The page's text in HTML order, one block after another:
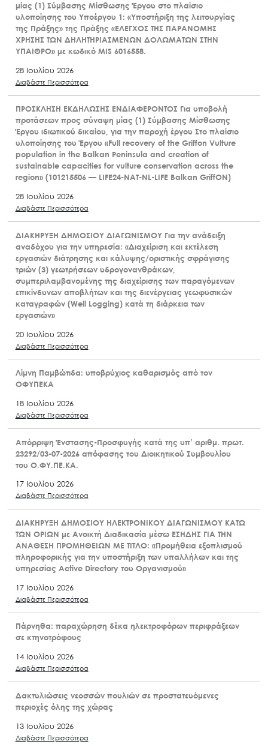
μίας (1) Σύμβασης Μίσθωσης Έργου στο πλαίσιο
υλοποίησης του Υποέργου 1: «Υποστήριξη της λειτουργίας
της Πράξης» της Πράξης «ΕΛΕΓΧΟΣ ΤΗΣ ΠΑΡΑΝΟΜΗΣ
ΧΡΗΣΗΣ ΤΩΝ ΔΗΛΗΤΗΡΙΑΣΜΕΝΩΝ ΔΟΛΩΜΑΤΩΝ ΣΤΗΝ
ΥΠΑΙΘΡΟ» με κωδικό MIS 6016558.
28 Ιουλίου 2026
Διαβάστε Περισσότερα
ΠΡΟΣΚΛΗΣΗ ΕΚΔΗΛΩΣΗΣ ΕΝΔΙΑΦΕΡΟΝΤΟΣ Για υποβολή
προτάσεων προς σύναψη μίας (1) Σύμβασης Μίσθωσης
Έργου ιδιωτικού δικαίου, για την παροχή έργου Στο πλαίσιο
υλοποίησης του Έργου «Full recovery of the Griffon Vulture
population in the Balkan Peninsula and creation of
sustainable capacities for vulture conservation across the
region» (101215506 — LIFE24-NAT-NL-LIFE Balkan GriffON)
28 Ιουλίου 2026
Διαβάστε Περισσότερα
ΔΙΑΚΗΡΥΞΗ ΔΗΜΟΣΙΟΥ ΔΙΑΓΩΝΙΣΜΟΥ Για την ανάδειξη
αναδόχου για την υπηρεσία: «Διαχείριση και εκτέλεση
εργασιών διάτρησης και κάλυψης/οριστικής σφράγισης
τριών (3) γεωτρήσεων υδρογονανθράκων,
συμπεριλαμβανομένης της διαχείρισης των παραγόμενων
επικίνδυνων αποβλήτων και της διενέργειας γεωφυσικών
καταγραφών (Well Logging) κατά τη διάρκεια των
εργασιών»
20 Ιουλίου 2026
Διαβάστε Περισσότερα
Λίμνη Παμβώτιδα: υποβρύχιος καθαρισμός από τον
ΟΦΥΠΕΚΑ
18 Ιουλίου 2026
Διαβάστε Περισσότερα
Απόρριψη Ένστασης-Προσφυγής κατά της υπ’ αριθμ. πρωτ.
23292/03-07-2026 απόφασης του Διοικητικού Συμβουλίου
του Ο.ΦΥ.ΠΕ.ΚΑ.
17 Ιουλίου 2026
Διαβάστε Περισσότερα
ΔΙΑΚΗΡΥΞΗ ΔΗΜΟΣΙΟΥ ΗΛΕΚΤΡΟΝΙΚΟΥ ΔΙΑΓΩΝΙΣΜΟΥ ΚΑΤΩ
ΤΩΝ ΟΡΙΩΝ με Ανοικτή Διαδικασία μέσω ΕΣΗΔΗΣ ΓΙΑ ΤΗΝ
ΑΝΑΘΕΣΗ ΠΡΟΜΗΘΕΙΩΝ ΜΕ ΤΙΤΛΟ: «Προμήθεια εξοπλισμού
πληροφορικής για την υποστήριξη των υπαλλήλων και της
υπηρεσίας Active Directory του Οργανισμού»
17 Ιουλίου 2026
Διαβάστε Περισσότερα
Πάρνηθα: παραχώρηση δέκα ηλεκτροφόρων περιφράξεων
σε κτηνοτρόφους
14 Ιουλίου 2026
Διαβάστε Περισσότερα
Δακτυλιώσεις νεοσσών πουλιών σε προστατευόμενες
περιοχές όλης της χώρας
13 Ιουλίου 2026
Διαβάστε Περισσότερα